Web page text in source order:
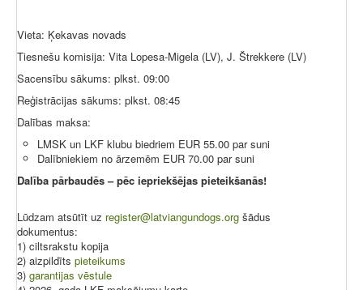
Vieta: Ķekavas novads
Tiesnešu komisija: Vita Lopesa-Migela (LV), J. Štrekkere (LV)
Sacensību sākums: plkst. 09:00
Reģistrācijas sākums: plkst. 08:45
Dalības maksa:
LMSK un LKF klubu biedriem EUR 55.00 par suni
Dalībniekiem no ārzemēm EUR 70.00 par suni
Dalība pārbaudēs – pēc iepriekšējas pieteikšanās!
Lūdzam atsūtīt uz register@latviangundogs.org šādus
dokumentus:
1) ciltsrakstu kopija
2) aizpildīts pieteikums
3) garantijas vēstule